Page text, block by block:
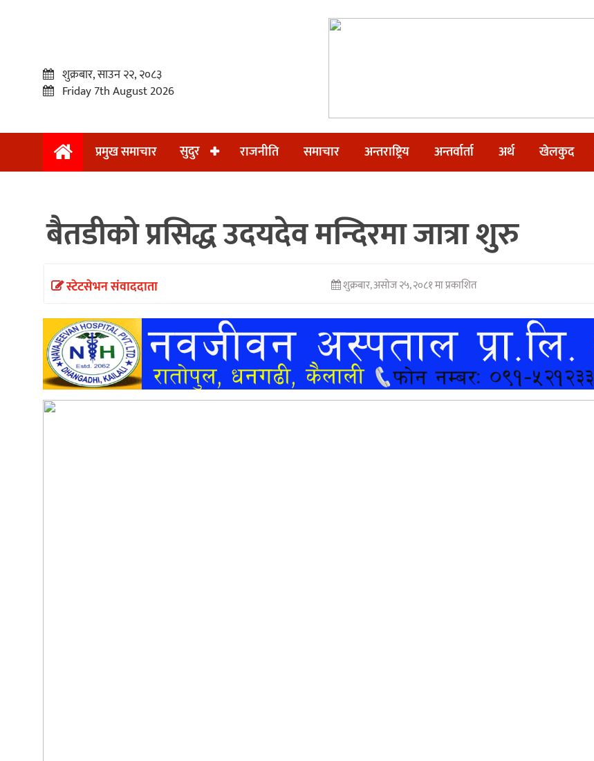
प्रमुख
समाचार
अन्तर्वार्ता
खेलकुद
शुक्रबार, साउन २२, २०८३
Friday 7th August 2026
प्रमुख समाचार सुदुर राजनीति समाचार अन्तराष्ट्रिय अन्तर्वार्ता अर्थ खेलकुद
बैतडीको प्रसिद्ध उदयदेव मन्दिरमा जात्रा शुरु
स्टेटसेभन संवाददाता शुक्रबार, असोज २५, २०८१ मा प्रकाशित